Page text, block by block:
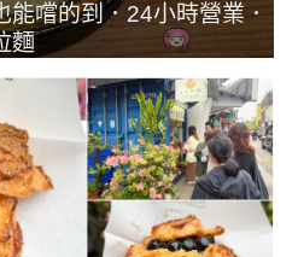
嚐的到．24小時營業．
麵